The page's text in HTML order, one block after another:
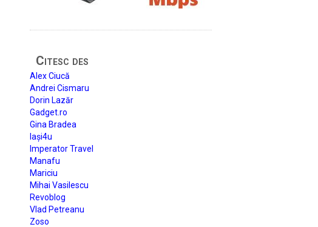
Citesc des
Alex Ciucă
Andrei Cismaru
Dorin Lazăr
Gadget.ro
Gina Bradea
Iași4u
Imperator Travel
Manafu
Mariciu
Mihai Vasilescu
Revoblog
Vlad Petreanu
Zoso